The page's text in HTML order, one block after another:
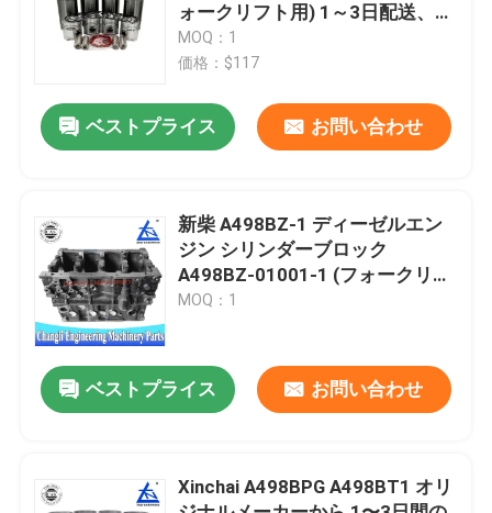
ビデオ
工場 ツアー
品質管理
連絡 ください
引金 を 求め て ください
エンジンブロック組立とアクセサリー
ォークリフト用) 1～3日配送、4
気筒
MOQ：1
価格：$117
ベストプライス お問い合わせ
新柴 A498BZ-1 ディーゼルエン
ジン シリンダーブロック
A498BZ-01001-1 (フォークリフ
ト、ローダー、掘削機用)
MOQ：1
ベストプライス お問い合わせ
Xinchai A498BPG A498BT1 オリ